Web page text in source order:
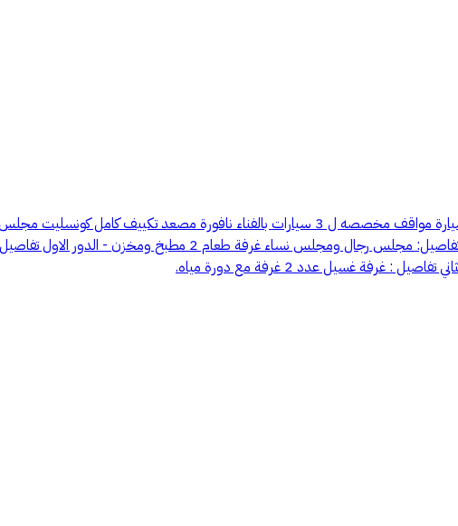
(( العرض للمشتري فقط )) فيلا عظم 1- 858 متر موقع مميز جدا في ارقى احياء الخبر مدخل سيارة مواقف مخصصه ل 3 سيارات